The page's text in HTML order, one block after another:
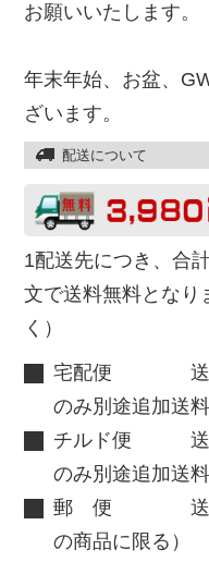
お願いいたします。
年末年始、お盆、
ざいます。
配送について
1配送先につき、合
文で送料無料となり
く）
宅配便 送料
のみ別途追加送料
チルド便 送料
のみ別途追加送料
郵 便 送料
の商品に限る）